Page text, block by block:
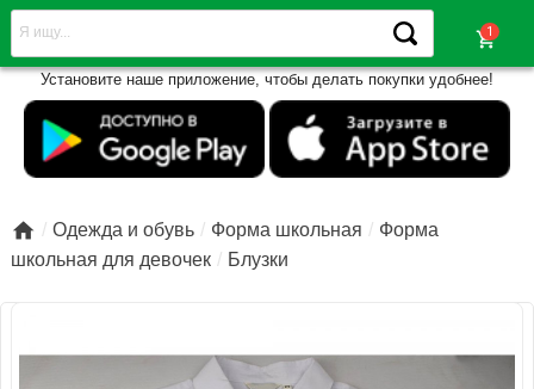
shopping_cart
Установите наше приложение, чтобы делать покупки удобнее!
 Одежда и обувь Форма школьная
Форма
школьная для девочек
Блузки